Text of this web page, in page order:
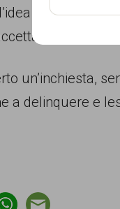
che mi
nel gruppo”.
un’inchiesta,
a delinquere e